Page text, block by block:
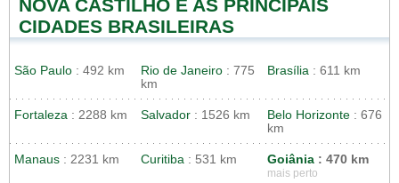
NOVA CASTILHO E AS PRINCIPAIS
CIDADES BRASILEIRAS
São Paulo : 492 km Rio de Janeiro : 775
km
Brasília : 611 km
Fortaleza : 2288 km Salvador : 1526 km Belo Horizonte : 676
km
Manaus : 2231 km Curitiba : 531 km Goiânia : 470 km
mais perto